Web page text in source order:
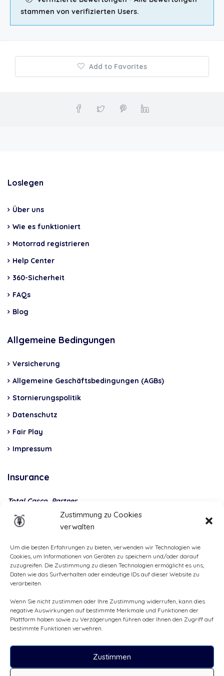
Zustimmung zu Cookies
verwalten
Um die besten Erfahrungen zu bieten, verwenden wir Technologien wie
Cookies, um Informationen von Geräten zu speichern und/oder darauf
zuzugreifen. Die Zustimmung zu diesen Technologien ermöglicht es uns,
Daten wie das Surfverhalten oder eindeutige IDs auf dieser Website zu
verarbeiten.
Wenn Sie nicht zustimmen oder Ihre Zustimmung widerrufen, kann dies
negative Auswirkungen auf bestimmte Merkmale und Funktionen der
Plattform haben sowie zu Verzögerungen führen oder Ihnen den Zugriff auf
bestimmte Funktionen verwehren.
Zustimmen
stammen von verifizierten Users.
Add to Favorites
Loslegen
Über uns
Wie es funktioniert
Motorrad registrieren
Help Center
360-Sicherheit
FAQs
Blog
Allgemeine Bedingungen
Versicherung
Allgemeine Geschäftsbedingungen (AGBs)
Stornierungspolitik
Datenschutz
Fair Play
Impressum
Insurance
Total Casco, Partner
payment
Alle Rechte vorbehalten, ©Cruizador 2026